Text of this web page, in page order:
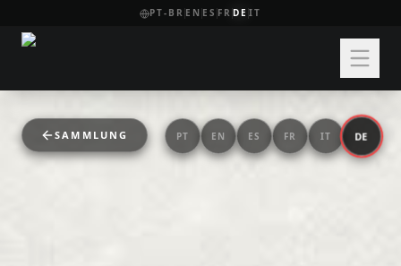
PT-BR EN ES FR DE IT
SAMMLUNG PT EN ES FR IT DE